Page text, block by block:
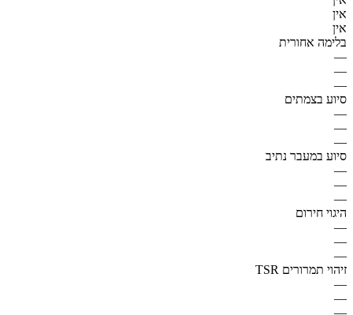
אין
אין
בלימה אחורית
—
—
—
סיוע בצמתים
—
—
—
סיוע במעבר נתיב
—
—
—
היגוי חירום
—
—
—
זיהוי תמרורים TSR
—
—
—